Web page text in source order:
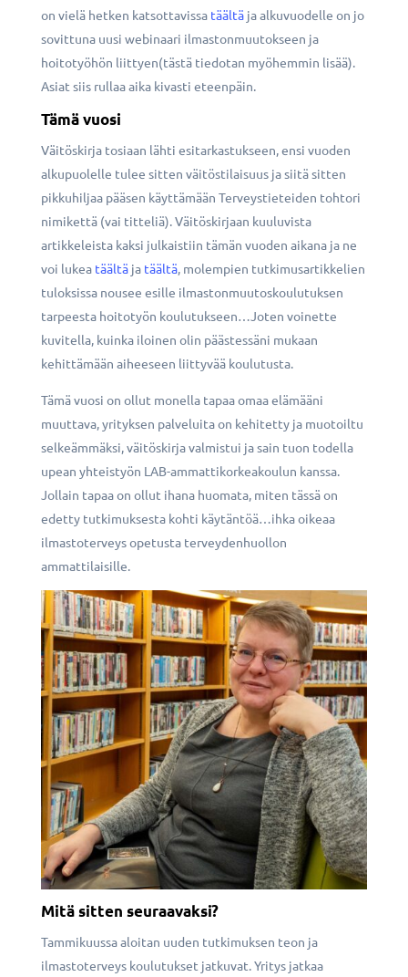
on vielä hetken katsottavissa täältäja alkuvuodelle on jo
sovittuna uusi webinaari ilmastonmuutokseen ja
hoitotyöhön liittyen(tästä tiedotan myöhemmin lisää).
Asiat siis rullaa aika kivasti eteenpäin.
Tämä vuosi
Väitöskirja tosiaan lähti esitarkastukseen, ensi vuoden
alkupuolelle tulee sitten väitöstilaisuus ja siitä sitten
pikkuhiljaa pääsen käyttämään Terveystieteiden tohtori
nimikettä (vai titteliä). Väitöskirjaan kuuluvista
artikkeleista kaksi julkaistiin tämän vuoden aikana ja ne
voi lukea täältä jatäältä, molempien tutkimusartikkelien
tuloksissa nousee esille ilmastonmuutoskoulutuksen
tarpeesta hoitotyön koulutukseen…Joten voinette
kuvitella, kuinka iloinen olin päästessäni mukaan
kehittämään aiheeseen liittyvää koulutusta.
Tämä vuosi on ollut monella tapaa omaa elämääni
muuttava, yrityksen palveluita on kehitetty ja muotoiltu
selkeämmäksi, väitöskirja valmistui ja sain tuon todella
upean yhteistyön LAB-ammattikorkeakoulun kanssa.
Jollain tapaa on ollut ihana huomata, miten tässä on
edetty tutkimuksesta kohti käytäntöä…ihka oikeaa
ilmastoterveys opetusta terveydenhuollon
ammattilaisille.
Mitä sitten seuraavaksi?
Tammikuussa aloitan uuden tutkimuksen teon ja
ilmastoterveys koulutukset jatkuvat. Yritys jatkaa